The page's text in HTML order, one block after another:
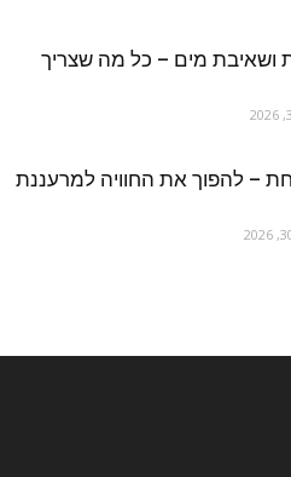
ושאיבת מים – כל מה שצריך
– להפוך את החוויה למרעננת